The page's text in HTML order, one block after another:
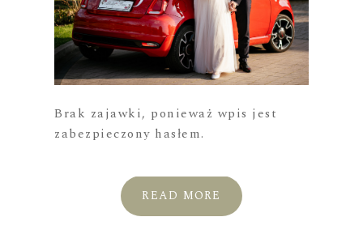
Brak zajawki, ponieważ wpis jest
zabezpieczony hasłem.
READ MORE